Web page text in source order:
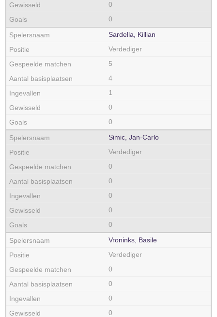
0
0
Sardella, Killian
Verdediger
5
4
1
0
0
Simic, Jan-Carlo
Verdediger
0
0
0
0
0
Vroninks, Basile
Verdediger
0
0
0
0